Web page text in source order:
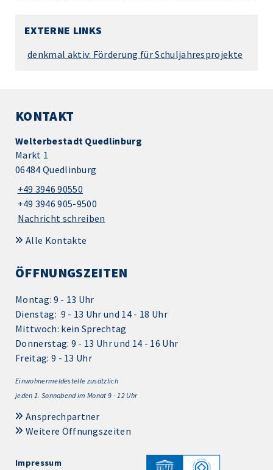
EXTERNE LINKS
denkmal aktiv: Förderung für Schuljahresprojekte
KONTAKT
Welterbestadt Quedlinburg
Markt 1
06484 Quedlinburg
+49 3946 90550
+49 3946 905-9500
Nachricht schreiben
Alle Kontakte
ÖFFNUNGSZEITEN
Montag: 9 - 13 Uhr
Dienstag: 9 - 13 Uhr und 14 - 18 Uhr
Mittwoch: kein Sprechtag
Donnerstag: 9 - 13 Uhr und 14 - 16 Uhr
Freitag: 9 - 13 Uhr
Einwohnermeldestelle zusätzlich
jeden 1. Sonnabend im Monat 9 - 12 Uhr
Ansprechpartner
Weitere Öffnungszeiten
Impressum